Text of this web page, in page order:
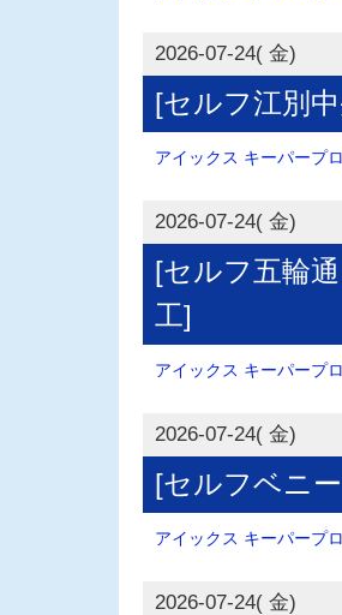
2026-07-24( 金)
[セルフ江別
アイックス キーパープ
2026-07-24( 金)
[セルフ五輪
工]
アイックス キーパープ
2026-07-24( 金)
[セルフベニ
アイックス キーパープ
2026-07-24( 金)